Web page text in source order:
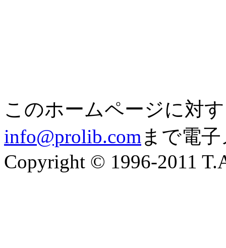
このホームページに対
info@prolib.comまで電
Copyright © 1996-2011